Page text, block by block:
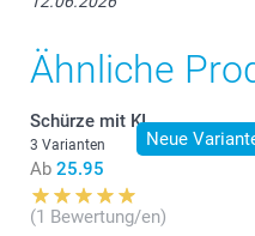
Ähnliche
Neue
Schürze mit KI
3 Varianten
Ab 25.95
(1 Bewertung/en)